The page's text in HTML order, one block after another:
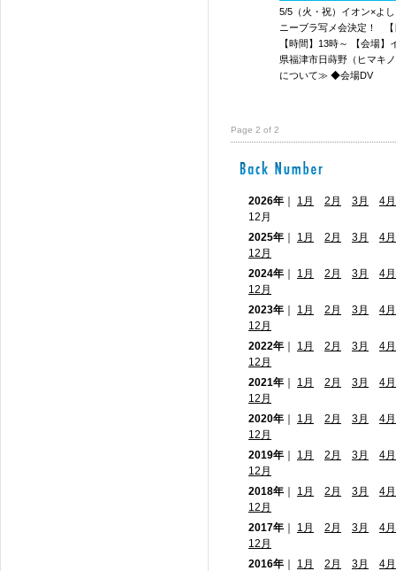
5/5（火・祝）イオン×よ
ニーブラ写メ会決定！ 【
【時間】13時～ 【会場
県福津市日蒔野（ヒマキ
について≫ ◆会場DV
Page 2 of 2
2026年 1月 2月 3月
4月
12月
2025年
1月 2月 3月
4月
12月
2024年
1月 2月 3月
4月
12月
2023年
1月 2月 3月
4月
12月
2022年
1月 2月 3月
4月
12月
2021年
1月 2月 3月
4月
12月
2020年
1月 2月 3月
4月
12月
2019年
1月 2月 3月
4月
12月
2018年
1月 2月 3月
4月
12月
2017年
1月 2月 3月
4月
12月
2016年
1月 2月 3月
4月